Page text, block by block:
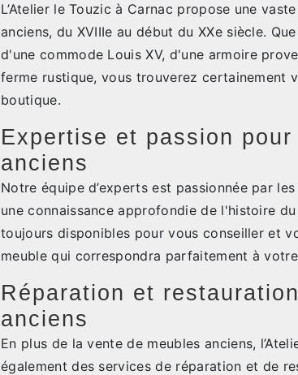
L’Atelier le Touzic à Carnac propose une
anciens, du XVIIIe au début du XXe siècle.
d'une commode Louis XV, d'une armoire
ferme rustique, vous trouverez certainement
boutique.
Expertise et passion
anciens
Notre équipe d’experts est passionnée par
une connaissance approfondie de l'histoire
toujours disponibles pour vous conseiller et
meuble qui correspondra parfaitement à
Réparation et
anciens
En plus de la vente de meubles anciens,
également des services de réparation et de